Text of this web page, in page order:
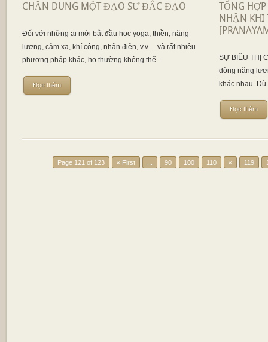
CHÂN DUNG MỘT ĐẠO SƯ ĐẮC ĐẠO
Đối với những ai mới bắt đầu học yoga, thiền, năng
lượng, cảm xạ, khí công, nhân điện, v.v… và rất nhiều
phương pháp khác, họ thường không thể...
Đọc thêm
TỔNG
NHẬN KHI
SỰ BIỂU THỊ
dòng năng
khác nhau.
Đọc thêm
Page 121 of 123 « First 90 100 110 « 119